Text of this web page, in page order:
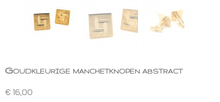
Goudkleurige manchetknopen abstract
€ 16,00